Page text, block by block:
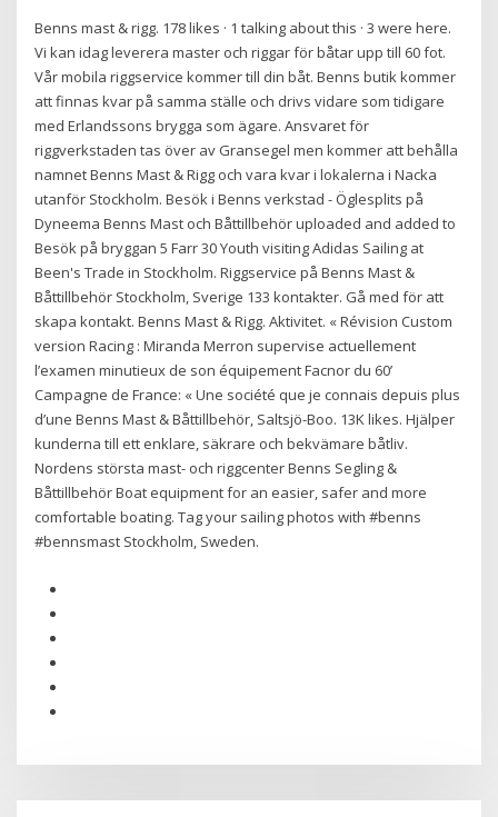
Benns mast & rigg. 178 likes · 1 talking about this · 3 were here.
Vi kan idag leverera master och riggar för båtar upp till 60 fot.
Vår mobila riggservice kommer till din båt. Benns butik kommer
att finnas kvar på samma ställe och drivs vidare som tidigare
med Erlandssons brygga som ägare. Ansvaret för
riggverkstaden tas över av Gransegel men kommer att behålla
namnet Benns Mast & Rigg och vara kvar i lokalerna i Nacka
utanför Stockholm. Besök i Benns verkstad - Öglesplits på
Dyneema Benns Mast och Båttillbehör uploaded and added to
Besök på bryggan 5 Farr 30 Youth visiting Adidas Sailing at
Been's Trade in Stockholm. Riggservice på Benns Mast &
Båttillbehör Stockholm, Sverige 133 kontakter. Gå med för att
skapa kontakt. Benns Mast & Rigg. Aktivitet. « Révision Custom
version Racing : Miranda Merron supervise actuellement
l’examen minutieux de son équipement Facnor du 60’
Campagne de France: « Une société que je connais depuis plus
d’une Benns Mast & Båttillbehör, Saltsjö-Boo. 13K likes. Hjälper
kunderna till ett enklare, säkrare och bekvämare båtliv.
Nordens största mast- och riggcenter Benns Segling &
Båttillbehör Boat equipment for an easier, safer and more
comfortable boating. Tag your sailing photos with #benns
#bennsmast Stockholm, Sweden.